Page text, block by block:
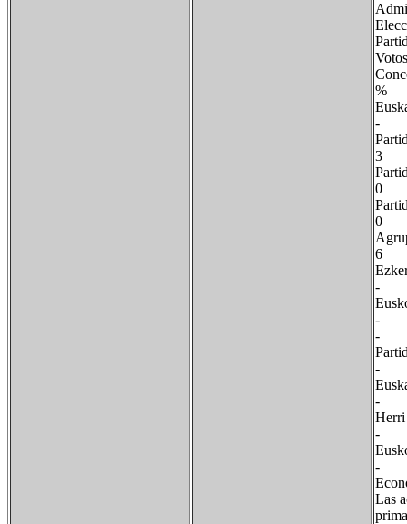
%
-
3
0
0
6
-
-
-
-
-
-
-
Las